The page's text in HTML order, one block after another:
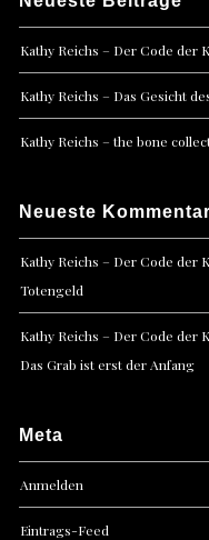
Kathy Reichs – Der Code der
Kathy Reichs – Das Gesicht
Kathy Reichs – the bone
Neueste
Kathy Reichs – Der Code der
Totengeld
Kathy Reichs – Der Code der
Das Grab ist erst der Anfang
Meta
Anmelden
Eintrags-Feed